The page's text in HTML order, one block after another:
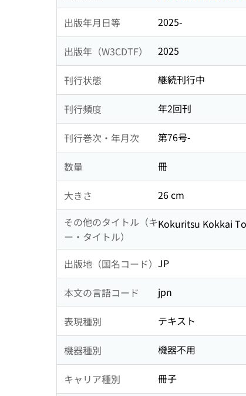
出版年月日等 2025-
出版年（W3CDTF） 2025
刊行状態 継続刊行中
刊行頻度 年2回刊
刊行巻次・年月次 第76号-
数量 冊
大きさ
26 cm
その他のタイトル（キ
ー・タイトル）
Kokuritsu Kokkai
出版地（国名コード） JP
本文の言語コード jpn
表現種別 テキスト
機器種別 機器不用
キャリア種別 冊子